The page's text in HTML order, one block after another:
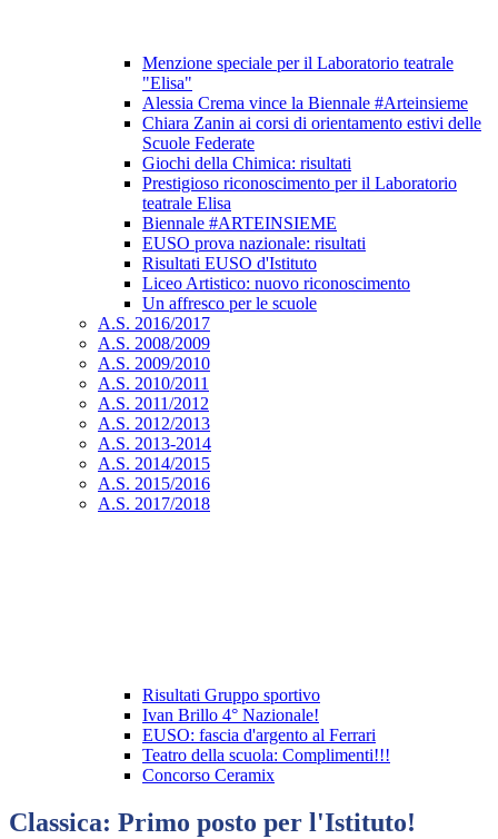
Menzione speciale per il Laboratorio teatrale
"Elisa"
Alessia Crema vince la Biennale #Arteinsieme
Chiara Zanin ai corsi di orientamento estivi delle
Scuole Federate
Giochi della Chimica: risultati
Prestigioso riconoscimento per il Laboratorio
teatrale Elisa
Biennale #ARTEINSIEME
EUSO prova nazionale: risultati
Risultati EUSO d'Istituto
Liceo Artistico: nuovo riconoscimento
Un affresco per le scuole
A.S. 2016/2017
A.S. 2008/2009
A.S. 2009/2010
A.S. 2010/2011
A.S. 2011/2012
A.S. 2012/2013
A.S. 2013-2014
A.S. 2014/2015
A.S. 2015/2016
A.S. 2017/2018
Risultati Gruppo sportivo
Ivan Brillo 4° Nazionale!
EUSO: fascia d'argento al Ferrari
Teatro della scuola: Complimenti!!!
Concorso Ceramix
Classica: Primo posto per l'Istituto!